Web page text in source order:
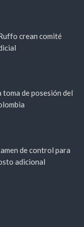
crean comité
toma de posesión del
de control para
adicional